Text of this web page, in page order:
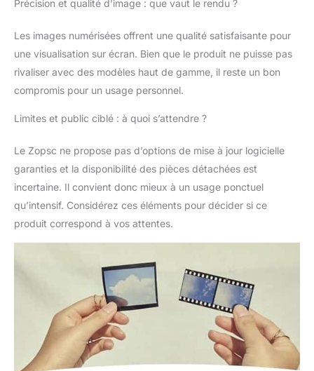
l'image du film en
photos peuvent être
enregistrées
directement sur votre
compatibilité : cet
appareil de
X et d'autres systèmes
d'exploitation, avec
une large compatibilité,
facile à utiliser.
assure une connexion
stable. Multi-usage : le
scanner de film
numérique prend en
charge les positifs,
négatifs, couleurs et
diapositives en noir et
blanc de 35 mm et 135
mm. Il est compact et
pratique pour une large
Précision et qualité d’image : que vaut le rendu ?
Les images numérisées offrent une qualité satisfaisante pour
une visualisation sur écran. Bien que le produit ne puisse pas
rivaliser avec des modèles haut de gamme, il reste un bon
compromis pour un usage personnel.
Limites et public ciblé : à quoi s’attendre ?
Le Zopsc ne propose pas d’options de mise à jour logicielle
garanties et la disponibilité des pièces détachées est
incertaine. Il convient donc mieux à un usage ponctuel
qu’intensif. Considérez ces éléments pour décider si ce
produit correspond à vos attentes.